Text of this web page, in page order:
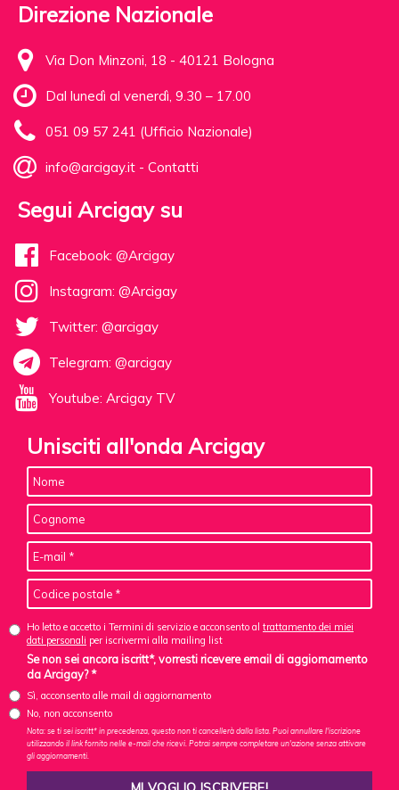
Direzione Nazionale
Via Don Minzoni, 18 - 40121 Bologna
Dal lunedì al venerdì, 9.30 – 17.00
051 09 57 241 (Ufficio Nazionale)
info@arcigay.it - Contatti
Segui Arcigay su
Facebook: @Arcigay
Instagram: @Arcigay
Twitter: @arcigay
Telegram: @arcigay
Youtube: Arcigay TV
Unisciti all'onda Arcigay
Ho letto e accetto i Termini di servizio e acconsento al trattamento dei miei
dati personali per iscrivermi alla mailing list
Se non sei ancora iscritt*, vorresti ricevere email di aggiornamento
da Arcigay? *
Sì, acconsento alle mail di aggiornamento
No, non acconsento
Nota: se ti sei iscritt* in precedenza, questo non ti cancellerà dalla lista. Puoi annullare l'iscrizione
utilizzando il link fornito nelle e-mail che ricevi. Potrai sempre completare un'azione senza attivare
gli aggiornamenti.